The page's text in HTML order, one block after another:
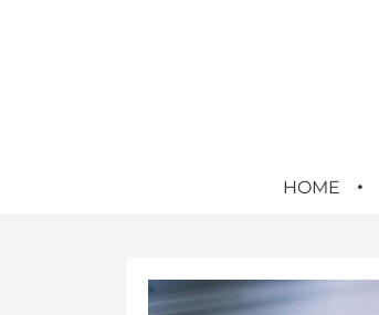
HOME